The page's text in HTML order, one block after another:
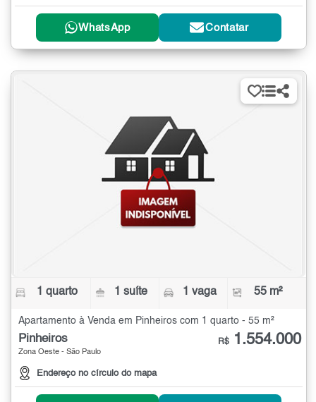
WhatsApp Contatar
1 quarto 1 suíte 1 vaga 55 m²
Apartamento à Venda em Pinheiros com 1 quarto - 55 m²
Pinheiros
Zona Oeste - São Paulo
Endereço no círculo do mapa
R$ 1.554.000